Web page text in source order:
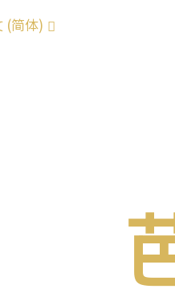
(简体)